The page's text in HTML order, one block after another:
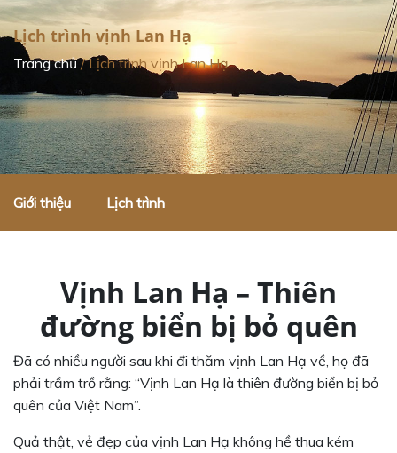
Lịch trình vịnh Lan Hạ
Trang chủ/Lịch trình vịnh Lan Hạ
Giới thiệu Lịch trình
Vịnh Lan Hạ – Thiên
đường biển bị bỏ quên
Đã có nhiều người sau khi đi thăm vịnh Lan Hạ về, họ đã
phải trầm trồ rằng: “Vịnh Lan Hạ là thiên đường biển bị bỏ
quên của Việt Nam”.
Quả thật, vẻ đẹp của vịnh Lan Hạ không hề thua kém